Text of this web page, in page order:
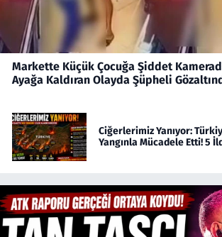
Markette Küçük Çocuğa Şiddet
Ayağa Kaldıran Olayda Şüpheli
Ciğerlerimiz Yanıyor:
Yangınla Mücadele Etti! 5